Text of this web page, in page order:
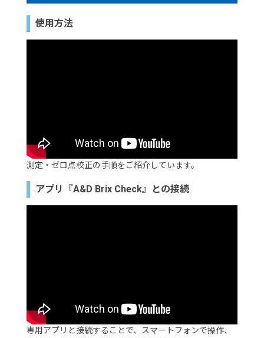
使用方法
測定・ゼロ点校正の手順をご紹介しています。
アプリ『A&D Brix Check』との接続
専用アプリと接続することで、スマートフォンで操作、